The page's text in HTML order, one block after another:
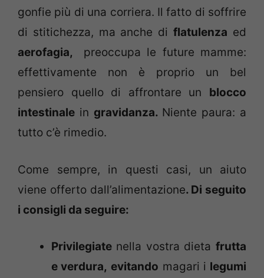
gonfie più di una corriera. Il fatto di soffrire
di stitichezza, ma anche diflatulenza ed
aerofagia, preoccupa le future mamme:
effettivamente non è proprio un bel
pensiero quello di affrontare un blocco
intestinale in gravidanza. Niente paura: a
tutto c’è rimedio.
Come sempre, in questi casi, un aiuto
viene offerto dall’alimentazione. Di seguito
i consigli da seguire:
Privilegiate nella vostra dieta frutta
e verdura, evitando magari i legumi